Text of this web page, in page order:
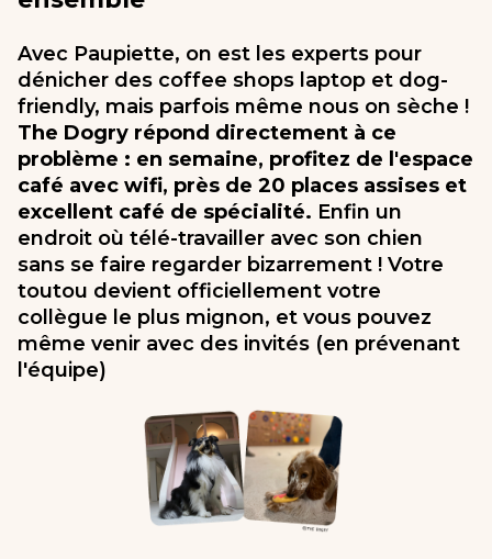
Avec Paupiette, on est les experts pour
dénicher des coffee shops laptop et dog-
friendly, mais parfois même nous on sèche !
The Dogry répond directement à ce
problème : en semaine, profitez de l'espace
café avec wifi, près de 20 places assises et
excellent café de spécialité. Enfin un
endroit où télé-travailler avec son chien
sans se faire regarder bizarrement ! Votre
toutou devient officiellement votre
collègue le plus mignon, et vous pouvez
même venir avec des invités (en prévenant
l'équipe)